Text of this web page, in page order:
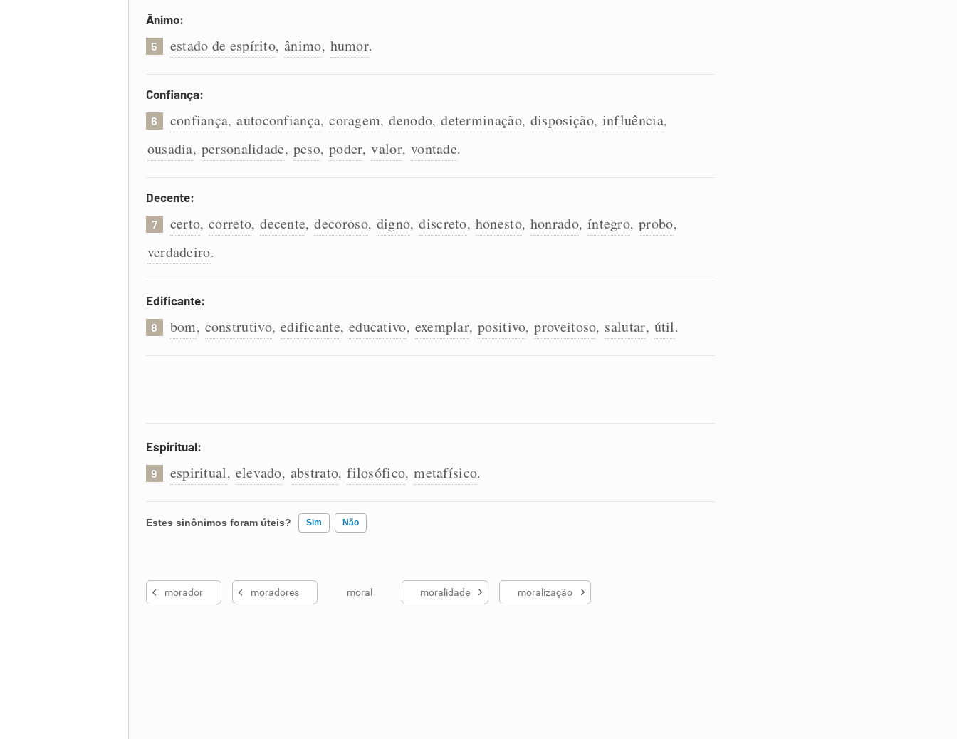
Ânimo:
5 estado de espírito, ânimo, humor.
Confiança:
6 confiança, autoconfiança, coragem, denodo, determinação, disposição, influência,
ousadia, personalidade, peso, poder, valor, vontade.
Decente:
7 certo, correto, decente, decoroso, digno, discreto, honesto, honrado, íntegro, probo,
verdadeiro.
Edificante:
8 bom, construtivo, edificante, educativo, exemplar, positivo, proveitoso, salutar, útil.
Espiritual:
9 espiritual, elevado, abstrato, filosófico, metafísico.
Estes sinônimos foram úteis? Sim Não
Nenhum dos sinônimos apresentados me ajudou
morador moradores moral moralidade moralização